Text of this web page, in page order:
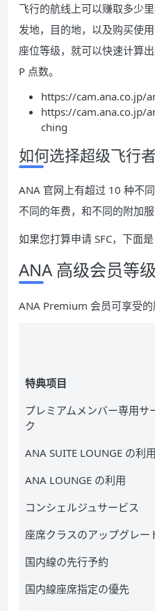
飞行的航线上可以赚取多少
发地，目的地，以及购买使
座位等级，就可以快速计算
P 点数。
https://cam.ana.co.jp/
https://cam.ana.co.jp/
ching
如何选择超级飞行者
ANA 官网上有超过 10 种不
不同的年费，和不同的附加服
如果您打算申请 SFC，下面
ANA 高级会员等
ANA Premium 会员可享受的
特典项目
プレミアムメンバー専用サ
ク
ANA SUITE LOUNGE の利用
ANA LOUNGE の利用
コンシェルジュサービス
座席クラスのアップグレー
国内線の先行予約
国内線座席指定の優先